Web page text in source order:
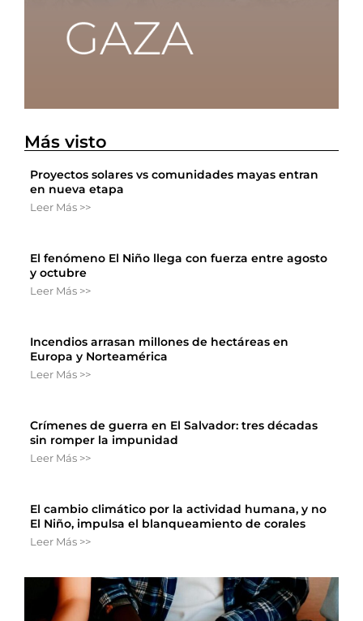
Más visto
Proyectos solares vs comunidades mayas entran
en nueva etapa
Leer Más >>
El fenómeno El Niño llega con fuerza entre agosto
y octubre
Leer Más >>
Incendios arrasan millones de hectáreas en
Europa y Norteamérica
Leer Más >>
Crímenes de guerra en El Salvador: tres décadas
sin romper la impunidad
Leer Más >>
El cambio climático por la actividad humana, y no
El Niño, impulsa el blanqueamiento de corales
Leer Más >>